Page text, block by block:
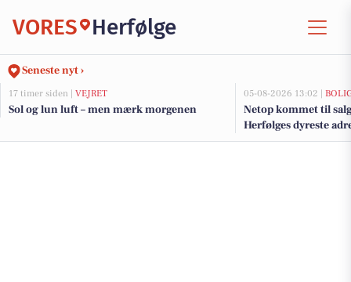
VORES Herfølge
Seneste nyt ›
17 timer siden | VEJRET
Sol og lun luft – men mærk morgenen
05-08-2026 13:02 |
Netop kommet til
Herfølges dyreste